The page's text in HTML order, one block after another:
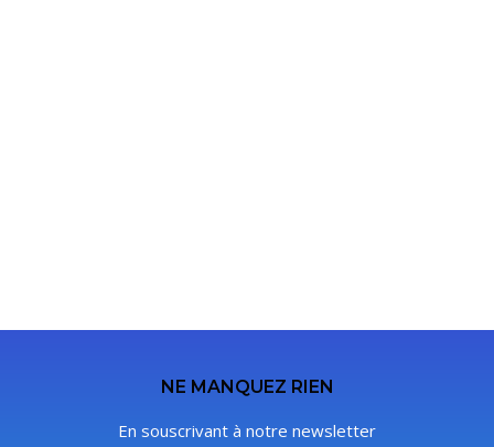
NE MANQUEZ RIEN
En souscrivant à notre newsletter